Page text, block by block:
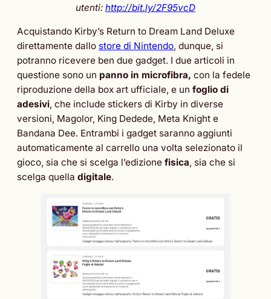
utenti: http://bit.ly/2F95vcD
Acquistando Kirby’s Return to Dream Land Deluxe
direttamente dallo store di Nintendo, dunque, si
potranno ricevere ben due gadget. I due articoli in
questione sono un panno in microfibra, con la fedele
riproduzione della box art ufficiale, e un foglio di
adesivi, che include stickers di Kirby in diverse
versioni, Magolor, King Dedede, Meta Knight e
Bandana Dee. Entrambi i gadget saranno aggiunti
automaticamente al carrello una volta selezionato il
gioco, sia che si scelga l’edizione fisica, sia che si
scelga quella digitale.